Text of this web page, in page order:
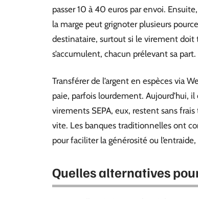
passer 10 à 40 euros par envoi.
la marge peut grignoter plusieurs
destinataire, surtout si le virement doit
s’accumulent, chacun prélevant sa part.
Transférer de l’argent en espèces via
paie, parfois lourdement. Aujourd’hui,
virements SEPA, eux, restent sans
vite. Les banques traditionnelles ont
pour faciliter la générosité ou
Quelles alternatives